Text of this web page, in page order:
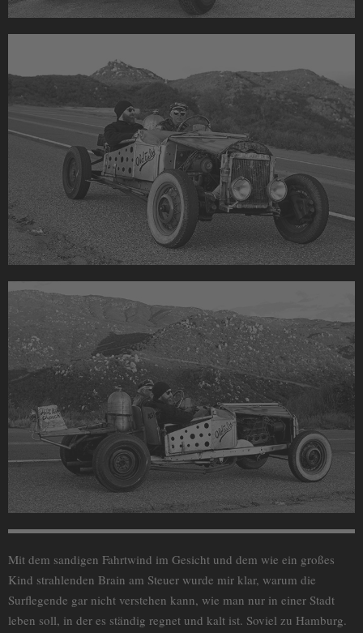
Mit dem sandigen Fahrtwind im Gesicht und dem wie ein großes
Kind strahlenden Brain am Steuer wurde mir klar, warum die
Surflegende gar nicht verstehen kann, wie man nur in einer Stadt
leben soll, in der es ständig regnet und kalt ist. Soviel zu Hamburg.